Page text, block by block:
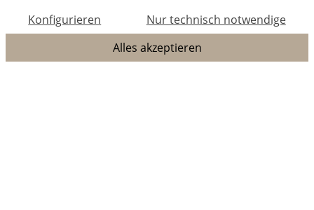
Nur technisch notwendige
Konfigurieren
Alles akzeptieren